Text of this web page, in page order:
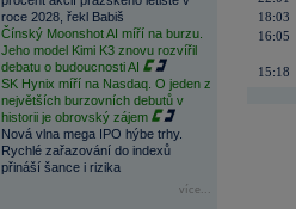
roce 2028, řekl Babiš
Čínský Moonshot AI míří na burzu.
Jeho model Kimi K3 znovu rozvířil
debatu o budoucnosti AI
SK Hynix míří na Nasdaq. O jeden z
největších burzovních debutů v
historii je obrovský zájem
Nová vlna mega IPO hýbe trhy.
Rychlé zařazování do indexů
přináší šance i rizika
více...
18:03
16:05
15:18